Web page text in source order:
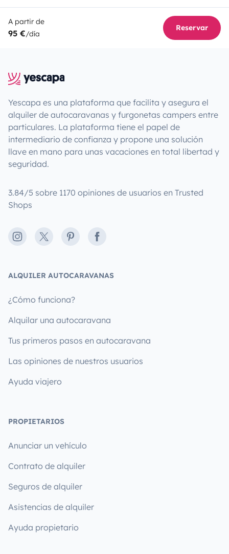
A partir de
95 €/día
Reservar
Yescapa es una plataforma que facilita y asegura el
alquiler de autocaravanas y furgonetas campers entre
particulares. La plataforma tiene el papel de
intermediario de confianza y propone una solución
llave en mano para unas vacaciones en total libertad y
seguridad.
3.84/5 sobre 1170 opiniones de usuarios en Trusted
Shops
Instagram
X PinterestFacebook
ALQUILER AUTOCARAVANAS
¿Cómo funciona?
Alquilar una autocaravana
Tus primeros pasos en autocaravana
Las opiniones de nuestros usuarios
Ayuda viajero
PROPIETARIOS
Anunciar un vehículo
Contrato de alquiler
Seguros de alquiler
Asistencias de alquiler
Ayuda propietario